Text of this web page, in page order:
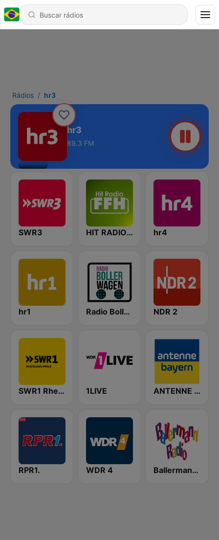
Rádios hr3
hr3
89.3 FM
SWR3 HIT RADIO FFH hr4
hr1 Radio Bollerwagen NDR 2
SWR1 Rheinland-Pfalz 1LIVE ANTENNE BAYERN
RPR1. WDR 4 Ballermann Radio